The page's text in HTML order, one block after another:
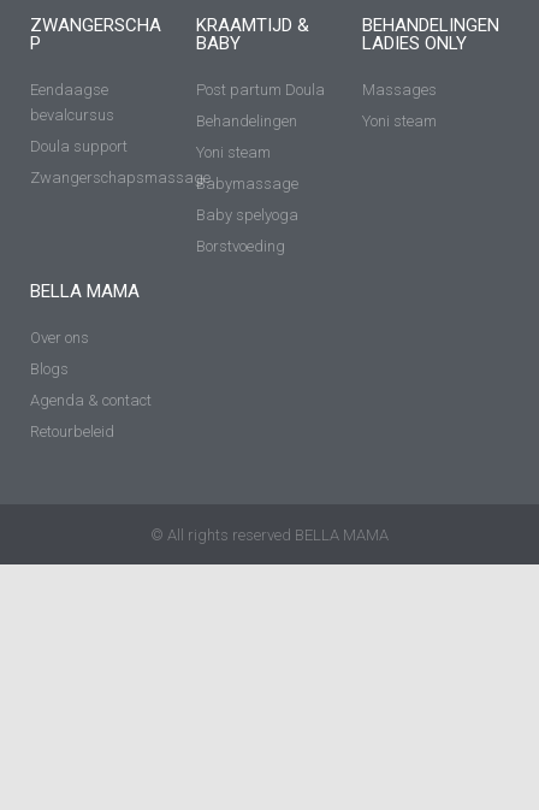
ZWANGERSCHA
P
Eendaagse
bevalcursus
Doula support
Zwangerschapsmassage
KRAAMTIJD &
BABY
Post partum Doula
Behandelingen
Yoni steam
Babymassage
Baby spelyoga
Borstvoeding
BEHANDELINGEN
LADIES ONLY
Massages
Yoni steam
BELLA MAMA
Over ons
Blogs
Agenda & contact
Retourbeleid
© All rights reserved BELLA MAMA